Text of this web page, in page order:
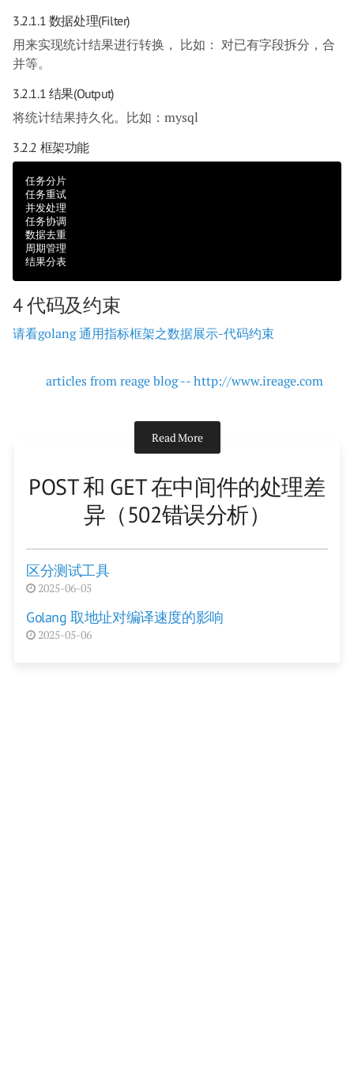
3.2.1.1 数据处理(filter)
用来实现统计结果进行转换， 比如： 对已有字段拆分，合
并等。
3.2.1.1 结果(output)
将统计结果持久化。比如：mysql
3.2.2 框架功能
任务分片
任务重试
并发处理
任务协调
数据去重
周期管理
4 代码及约束
请看golang 通用指标框架之数据展示-代码约束
articles from reage blog -- http://www.ireage.com
Read More
POST 和 GET 在中间件的处理差
异（502错误分析）
区分测试工具
2025-06-05
Golang 取地址对编译速度的影响
2025-05-06